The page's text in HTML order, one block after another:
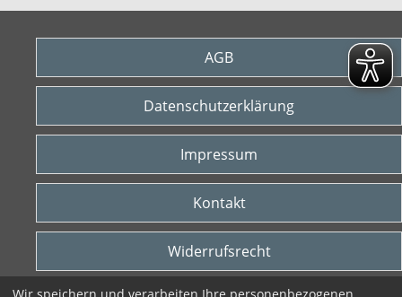
AGB
Datenschutzerklärung
Impressum
Kontakt
Widerrufsrecht